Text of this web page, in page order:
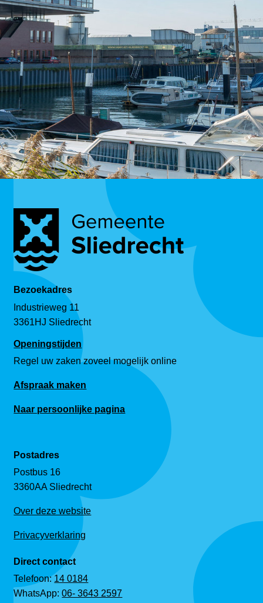
Bezoekadres
Industrieweg 11
3361HJ Sliedrecht
Openingstijden
Regel uw zaken zoveel mogelijk online
Afspraak maken
Naar persoonlijke pagina
Postadres
Postbus 16
3360AA Sliedrecht
Over deze website
Privacyverklaring
Direct contact
Telefoon:14 0184
WhatsApp:06- 3643 2597